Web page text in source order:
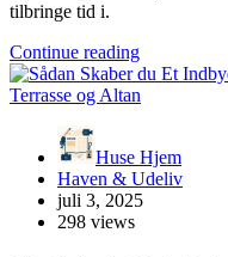
tilbringe tid i.
Continue reading
Huse Hjem
Haven & Udeliv
juli 3, 2025
298 views